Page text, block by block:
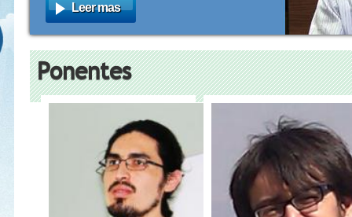
Leer mas
Ponentes